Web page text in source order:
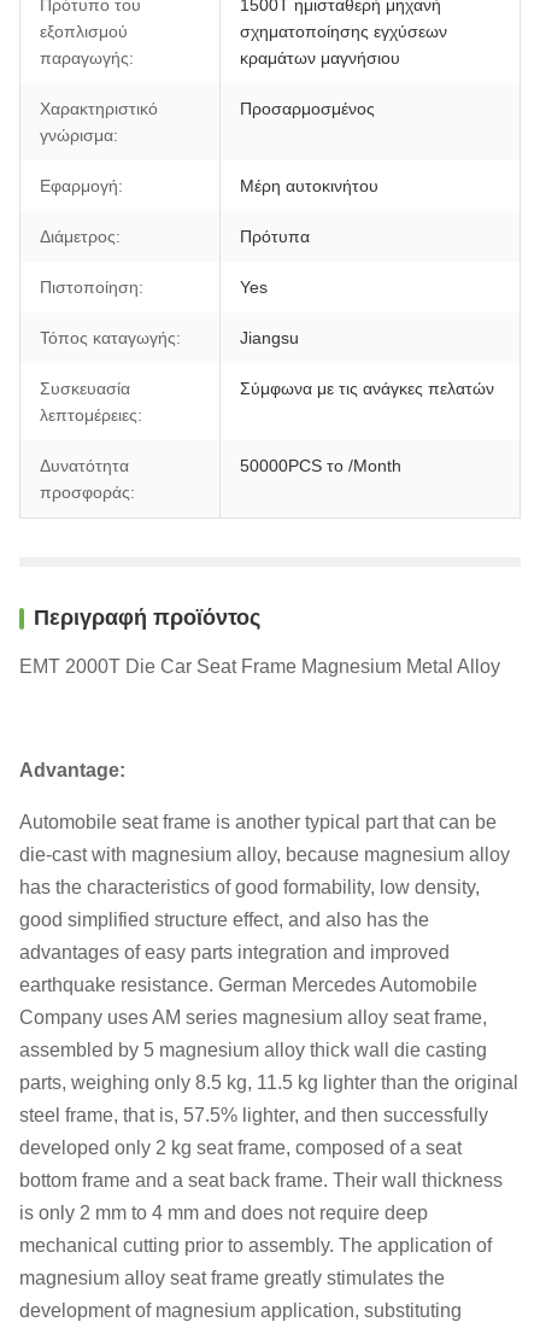
Πρότυπο του
εξοπλισμού
παραγωγής:
1500T ημισταθερή μηχανή
σχηματοποίησης εγχύσεων
κραμάτων μαγνήσιου
Χαρακτηριστικό
γνώρισμα:
Προσαρμοσμένος
Εφαρμογή: Μέρη αυτοκινήτου
Διάμετρος: Πρότυπα
Πιστοποίηση: Yes
Τόπος καταγωγής: Jiangsu
Συσκευασία
λεπτομέρειες:
Σύμφωνα με τις ανάγκες πελατών
Δυνατότητα
προσφοράς:
50000PCS το /Month
Περιγραφή προϊόντος
EMT 2000T Die Car Seat Frame Magnesium Metal Alloy
Advantage:
Automobile seat frame is another typical part that can be
die-cast with magnesium alloy, because magnesium alloy
has the characteristics of good formability, low density,
good simplified structure effect, and also has the
advantages of easy parts integration and improved
earthquake resistance. German Mercedes Automobile
Company uses AM series magnesium alloy seat frame,
assembled by 5 magnesium alloy thick wall die casting
parts, weighing only 8.5 kg, 11.5 kg lighter than the original
steel frame, that is, 57.5% lighter, and then successfully
developed only 2 kg seat frame, composed of a seat
bottom frame and a seat back frame. Their wall thickness
is only 2 mm to 4 mm and does not require deep
mechanical cutting prior to assembly. The application of
magnesium alloy seat frame greatly stimulates the
development of magnesium application, substituting